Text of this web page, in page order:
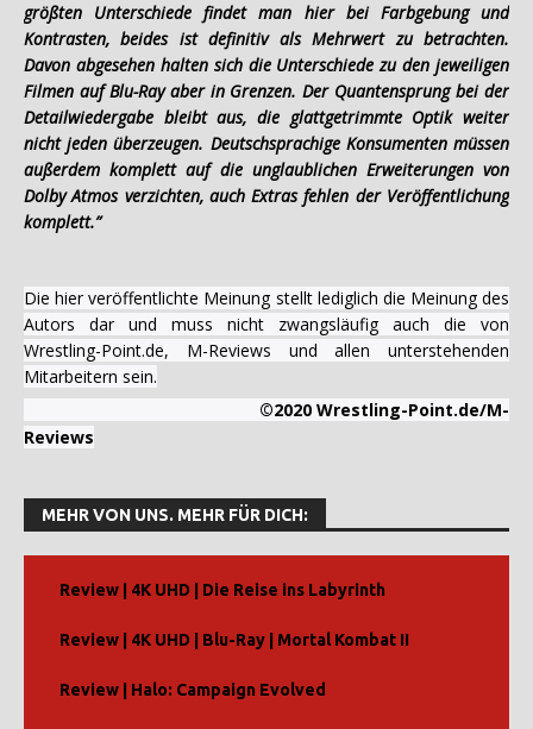
größten Unterschiede findet man hier bei Farbgebung und
Kontrasten, beides ist definitiv als Mehrwert zu betrachten.
Davon abgesehen halten sich die Unterschiede zu den jeweiligen
Filmen auf Blu-Ray aber in Grenzen. Der Quantensprung bei der
Detailwiedergabe bleibt aus, die glattgetrimmte Optik weiter
nicht jeden überzeugen. Deutschsprachige Konsumenten müssen
außerdem komplett auf die unglaublichen Erweiterungen von
Dolby Atmos verzichten, auch Extras fehlen der Veröffentlichung
komplett.”
Die hier veröffentlichte Meinung stellt lediglich die Meinung des
Autors dar und muss nicht zwangsläufig auch die von
Wrestling-Point.de, M-Reviews und allen unterstehenden
Mitarbeitern sein.
©2020 Wrestling-Point.de/M-
Reviews
MEHR VON UNS. MEHR FÜR DICH:
Review | 4K UHD | Die Reise ins Labyrinth
Review | 4K UHD | Blu-Ray | Mortal Kombat II
Review | Halo: Campaign Evolved